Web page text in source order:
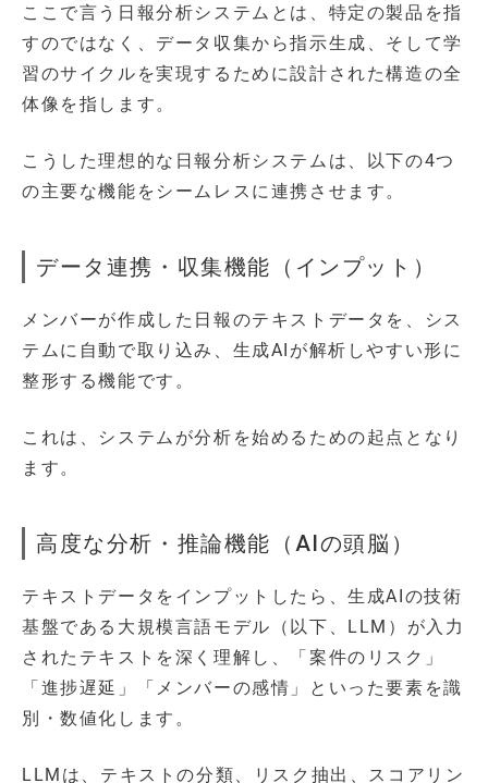
ここで言う日報分析システムとは、特定の製品を指
すのではなく、データ収集から指示生成、そして学
習のサイクルを実現するために設計された構造の全
体像を指します。
こうした理想的な日報分析システムは、以下の4つ
の主要な機能をシームレスに連携させます。
データ連携・収集機能（インプット）
メンバーが作成した日報のテキストデータを、シス
テムに自動で取り込み、生成AIが解析しやすい形に
整形する機能です。
これは、システムが分析を始めるための起点となり
ます。
高度な分析・推論機能（AIの頭脳）
テキストデータをインプットしたら、生成AIの技術
基盤である大規模言語モデル（以下、LLM）が入力
されたテキストを深く理解し、「案件のリスク」
「進捗遅延」「メンバーの感情」といった要素を識
別・数値化します。
LLMは、テキストの分類、リスク抽出、スコアリン